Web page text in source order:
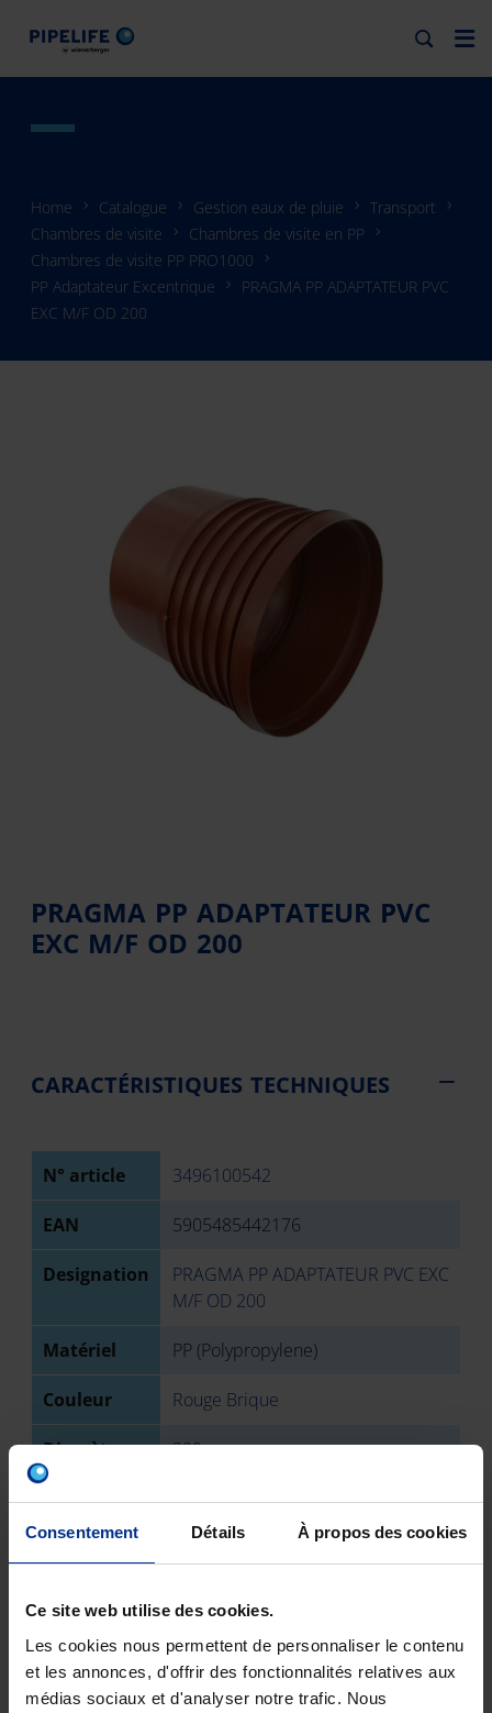
Consentement Détails À propos des cookies
Ce site web utilise des cookies.
Les cookies nous permettent de personnaliser le contenu
et les annonces, d'offrir des fonctionnalités relatives aux
médias sociaux et d'analyser notre trafic. Nous
Home Catalogue Gestion eaux de pluie
Transport
Chambres de visite
Chambres de visite en PP
Chambres de visite PP PRO1000
PP Adaptateur Excentrique
PRAGMA PP ADAPTATEUR PVC
EXC M/F OD 200
PRAGMA PP ADAPTATEUR PVC
EXC M/F OD 200
CARACTÉRISTIQUES TECHNIQUES
N° article 3496100542
EAN 5905485442176
Designation
PRAGMA PP ADAPTATEUR PVC EXC
M/F OD 200
Matériel PP (Polypropylene)
Couleur Rouge Brique
Diamètre 200 mm
Type
raccord 1
Femelle
raccord 2
Norme EN NBN EN 13476-3
N° de pièces 1